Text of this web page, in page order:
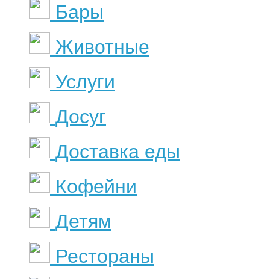
Бары
Животные
Услуги
Досуг
Доставка еды
Кофейни
Детям
Рестораны